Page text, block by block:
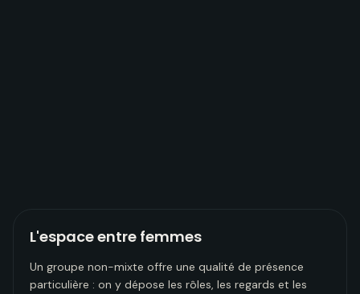
L'espace entre femmes
Un groupe non-mixte offre une qualité de présence
particulière : on y dépose les rôles, les regards et les